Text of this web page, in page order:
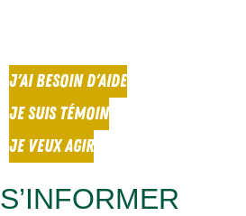
J'AI BESOIN D'AIDE
JE SUIS TÉMOIN
JE VEUX AGIR
S’INFORMER